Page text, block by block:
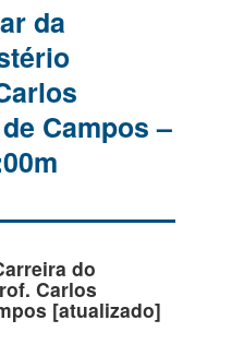
da
Campos –
do
Carlos
[atualizado]